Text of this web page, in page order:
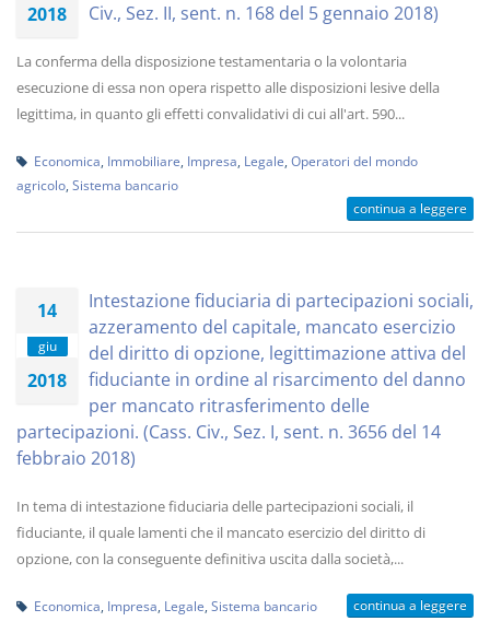
2018
Civ., Sez. II, sent. n. 168 del 5 gennaio 2018)
La conferma della disposizione testamentaria o la volontaria
esecuzione di essa non opera rispetto alle disposizioni lesive della
legittima, in quanto gli effetti convalidativi di cui all'art. 590...
Economica Immobiliare Impresa Legale Operatori del mondo
agricolo Sistema bancario
continua a leggere
14
giu
2018
Intestazione fiduciaria di partecipazioni sociali,
azzeramento del capitale, mancato esercizio
del diritto di opzione, legittimazione attiva del
fiduciante in ordine al risarcimento del danno
per mancato ritrasferimento delle
partecipazioni. (Cass. Civ., Sez. I, sent. n. 3656 del 14
febbraio 2018)
In tema di intestazione fiduciaria delle partecipazioni sociali, il
fiduciante, il quale lamenti che il mancato esercizio del diritto di
opzione, con la conseguente definitiva uscita dalla società,...
Economica Impresa Legale Sistema bancario continua a leggere